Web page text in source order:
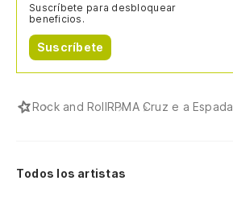
Suscríbete para desbloquear
beneficios.
Suscríbete
Rock and RollRPMA Cruz e a Espada
Todos los artistas